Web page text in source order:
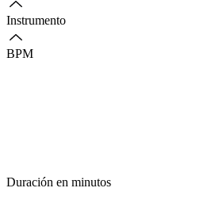
Instrumento
BPM
Duración en minutos